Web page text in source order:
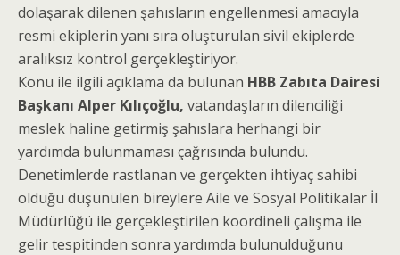
dolaşarak dilenen şahısların engellenmesi amacıyla
resmi ekiplerin yanı sıra oluşturulan sivil ekiplerde
aralıksız kontrol gerçekleştiriyor.
Konu ile ilgili açıklama da bulunan HBB Zabıta Dairesi
Başkanı Alper Kılıçoğlu, vatandaşların dilenciliği
meslek haline getirmiş şahıslara herhangi bir
yardımda bulunmaması çağrısında bulundu.
Denetimlerde rastlanan ve gerçekten ihtiyaç sahibi
olduğu düşünülen bireylere Aile ve Sosyal Politikalar İl
Müdürlüğü ile gerçekleştirilen koordineli çalışma ile
gelir tespitinden sonra yardımda bulunulduğunu